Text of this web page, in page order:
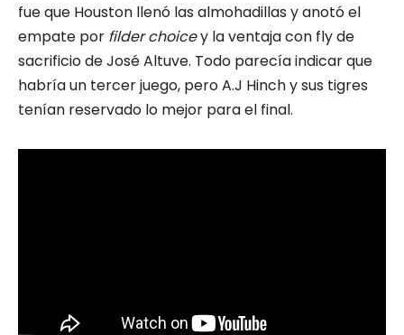
fue que Houston llenó las almohadillas y anotó el
empate por filder choicey la ventaja con fly de
sacrificio de José Altuve. Todo parecía indicar que
habría un tercer juego, pero A.J Hinch y sus tigres
tenían reservado lo mejor para el final.